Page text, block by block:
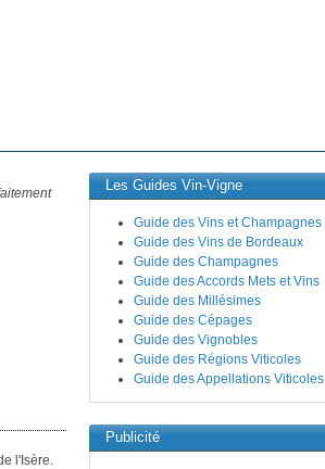
l'Isère.
Les Guides Vin-Vigne
Guide des Vins et Champagnes
Guide des Vins de Bordeaux
Guide des Champagnes
Guide des Accords Mets et Vins
Guide des Millésimes
Guide des Cépages
Guide des Vignobles
Guide des Régions Viticoles
Guide des Appellations Viticoles
Publicité